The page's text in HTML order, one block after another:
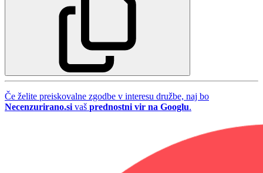
Če želite preiskovalne zgodbe v interesu družbe, naj bo
Necenzurirano.si vaš prednostni vir na Googlu.